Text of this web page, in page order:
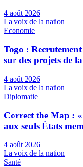
4 août 2026
La voix de la nation
Economie
Togo :
sur des projets de
4 août 2026
La voix de la nation
Diplomatie
Correct the Map :
aux seuls États
4 août 2026
La voix de la nation
Santé